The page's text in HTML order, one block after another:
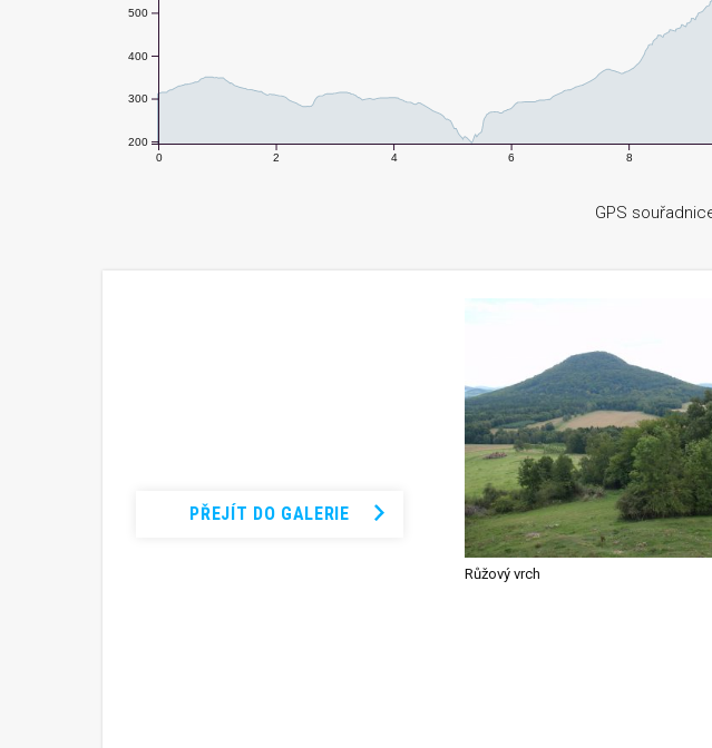
0 2 4 6 8
200
300
400
500
GPS
PŘEJÍT DO GALERIE
Růžový vrch